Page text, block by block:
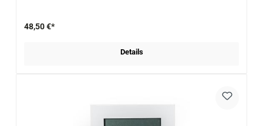
48,50 €*
Details